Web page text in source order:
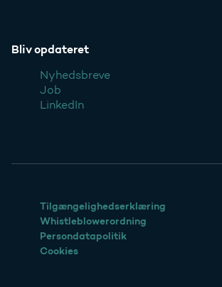
Bliv opdateret
Nyhedsbreve
Job
LinkedIn
Tilgængelighedserklæring
Whistleblowerordning
Persondatapolitik
Cookies